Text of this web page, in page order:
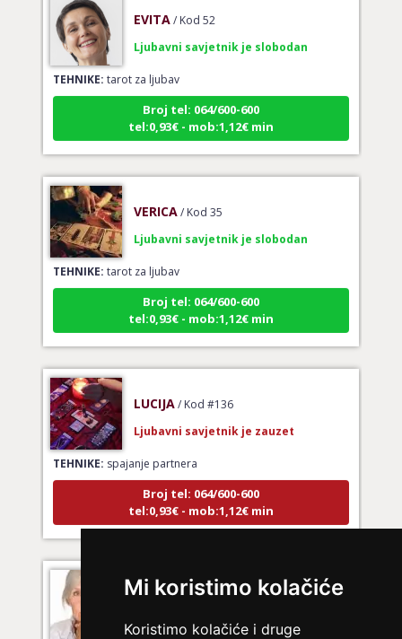
Mi koristimo kolačiće
Koristimo kolačiće i druge
Ljubavni savjetnik je slobodan
TEHNIKE:tarot za ljubav
Broj tel: 064/600-600
tel:0,93€ - mob:1,12€ min
Ljubavni savjetnik je slobodan
TEHNIKE:tarot za ljubav
Broj tel: 064/600-600
tel:0,93€ - mob:1,12€ min
Ljubavni savjetnik je zauzet
TEHNIKE:spajanje partnera
Broj tel: 064/600-600
tel:0,93€ - mob:1,12€ min
DENI
/ Kod 15
TEHNIKE: prekidi veze, bračni problemi, pomirjenje